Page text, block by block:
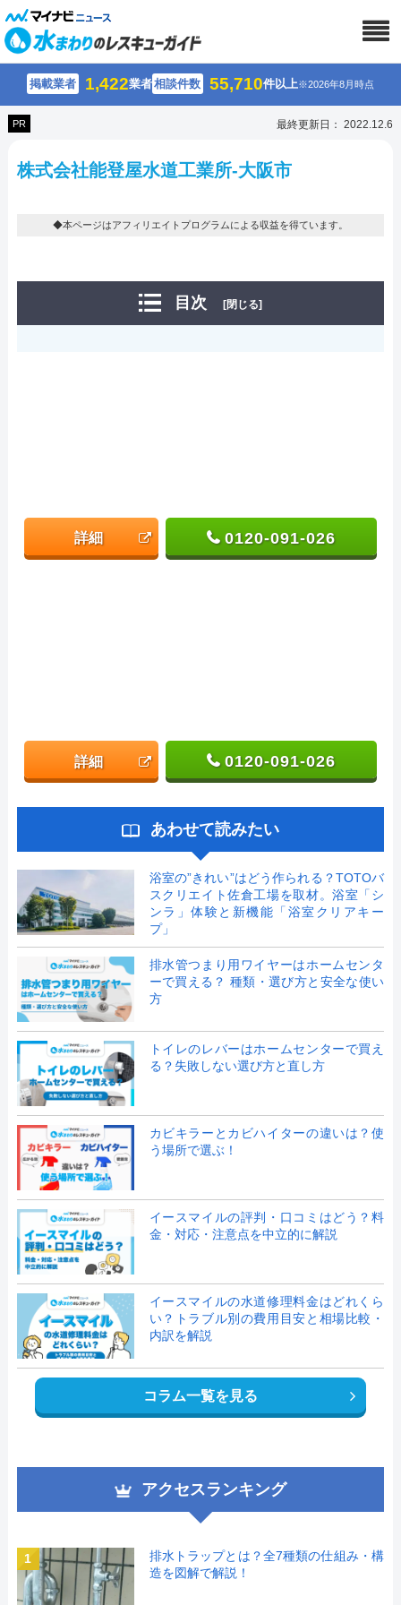
掲載業者 1,422業者相談件数 55,710件以上※2026年8月時点
PR 最終更新日： 2022.12.6
株式会社能登屋水道工業所-大阪市
◆本ページはアフィリエイトプログラムによる収益を得ています。
目次 [閉じる]
詳細 0120-091-026
詳細 0120-091-026
あわせて読みたい
浴室の”きれい”はどう作られる？TOTOバ
スクリエイト佐倉工場を取材。浴室「シ
ンラ」体験と新機能「浴室クリアキー
プ」
排水管つまり用ワイヤーはホームセンタ
ーで買える？ 種類・選び方と安全な使い
方
トイレのレバーはホームセンターで買え
る？失敗しない選び方と直し方
カビキラーとカビハイターの違いは？使
う場所で選ぶ！
イースマイルの評判・口コミはどう？料
金・対応・注意点を中立的に解説
イースマイルの水道修理料金はどれくら
い？トラブル別の費用目安と相場比較・
内訳を解説
コラム一覧を見る
アクセスランキング
1
排水トラップとは？全7種類の仕組み・構
造を図解で解説！